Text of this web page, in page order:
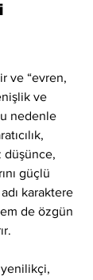
ve “evren,
ve
nedenle
düşünce,
güçlü
karaktere
de özgün
yenilikçi,